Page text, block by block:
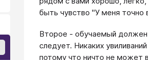
быть чувство "У меня точно
Второе - обучаемый должен
следует. Никаких
потому что ничто не может